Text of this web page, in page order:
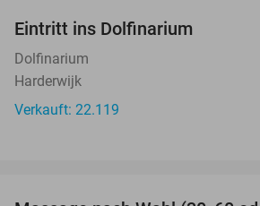
Eintritt ins Dolfinarium
Dolfinarium
Harderwijk
Verkauft: 22.119